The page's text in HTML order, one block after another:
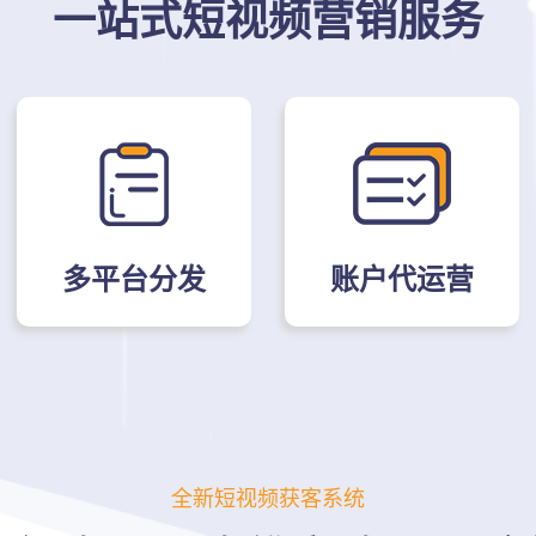
一站式短视频营销服务
多平台分发 账户代运营
全新短视频获客系统